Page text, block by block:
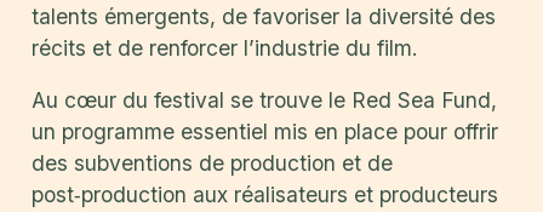
talents émergents, de favoriser la diversité des
récits et de renforcer l’industrie du film.
Au cœur du festival se trouve le Red Sea Fund,
un programme essentiel mis en place pour offrir
des subventions de production et de
post‑production aux réalisateurs et producteurs